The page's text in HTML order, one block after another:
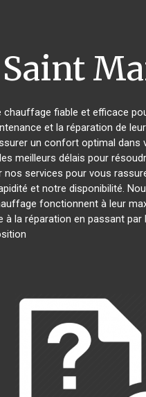
Saint
fiable et efficace
et la réparation de
un confort optimal
meilleurs délais pour
services pour vous
et notre disponibilité.
fonctionnent à leur
à la réparation en passant